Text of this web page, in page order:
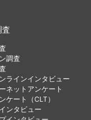
査
調査
ラインインタビュー
ネットアンケート
ケート（CLT）
ンタビュー